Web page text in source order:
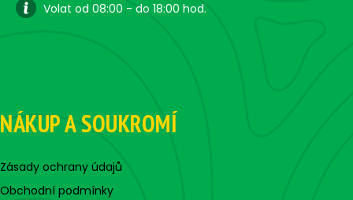
Volat od 08:00 - do 18:00 hod.
NÁKUP A SOUKROMÍ
Zásady ochrany údajů
Obchodní podmínky